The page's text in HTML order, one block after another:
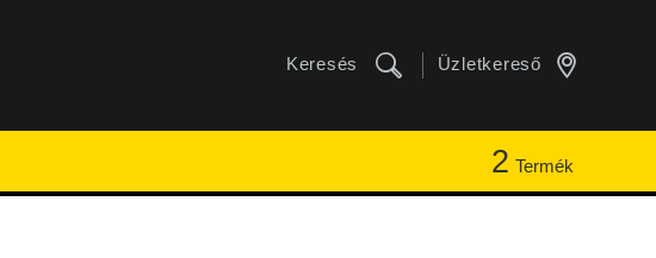
Keresés Üzletkereső
2 Termék